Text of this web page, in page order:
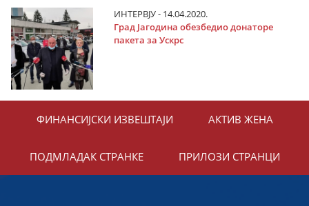
ИНТЕРВЈУ - 14.04.2020.
Град Јагодина обезбедио донаторе
пакета за Ускрс
ФИНАНСИЈСКИ ИЗВЕШТАЈИ АКТИВ ЖЕНА
ПОДМЛАДАК СТРАНКЕ ПРИЛОЗИ СТРАНЦИ